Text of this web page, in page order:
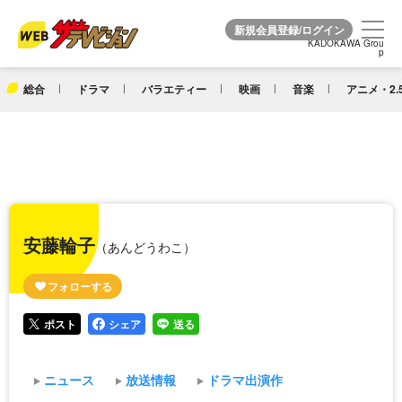
KADOKAWA Grou
p
総合 ドラマ バラエティー 映画 音楽 アニメ・
KADOKAWA Grou
p
安藤輪子（あんどうわこ）
ポスト シェア 送る
ニュース 放送情報 ドラマ出演作